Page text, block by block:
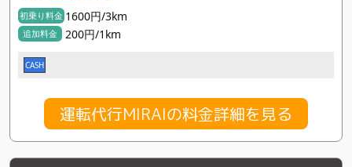
初乗り料金 1600円/3km
追加料金 200円/1km
CASH
運転代行MIRAIの料金詳細を見る